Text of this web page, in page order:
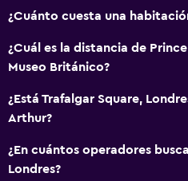
¿Cuánto cuesta una
¿Cuál es la distancia de
Museo Británico?
¿Está Trafalgar Square,
Arthur?
¿En cuántos operadores
Londres?